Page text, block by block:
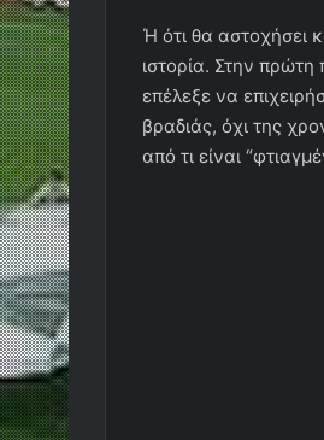
Ή ότι θα αστοχήσει
ιστορία. Στην
επέλεξε να
βραδιάς, όχι της
από τι είναι